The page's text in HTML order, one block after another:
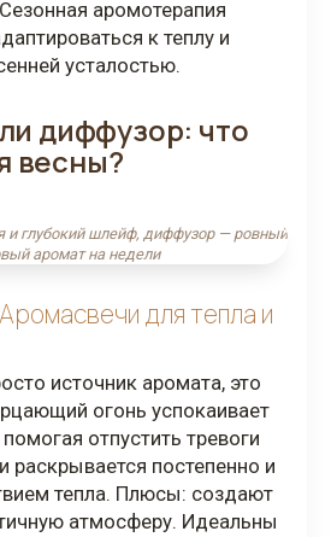
аромотерапия
к теплу и
усталостью.
диффузор: что
весны?
и глубокий шлейф, диффузор — ровный
аромат на недели
для тепла и
источник аромата, это
огонь успокаивает
отпустить тревоги
раскрывается постепенно и
тепла. Плюсы: создают
атмосферу. Идеальны